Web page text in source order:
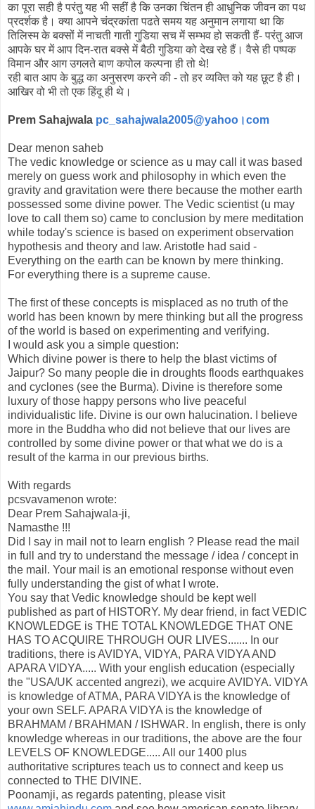
का पूरा सही है परंतु यह भी सहीं है कि उनका चिंतन ही आधुनिक जीवन का पथ
प्रदर्शक है। क्या आपने चंद्रकांता पढते समय यह अनुमान लगाया था कि
तिलिस्म के बक्सों में नाचती गाती गुडि़या सच में सम्भव हो सकती हैं- परंतु आज
आपके घर में आप दिन-रात बक्से में बैठी गुडिया को देख रहे हैं। वैसे ही पष्पक
विमान और आग उगलते बाण कपोल कल्पना ही तो थे!
रही बात आप के बुद्ध का अनुसरण करने की - तो हर व्यक्ति को यह छूट है ही।
आखिर वो भी तो एक हिंदू ही थे।
Prem Sahajwala pc_sahajwala2005@yahoo।com
Dear menon saheb
The vedic knowledge or science as u may call it was based
merely on guess work and philosophy in which even the
gravity and gravitation were there because the mother earth
possessed some divine power. The Vedic scientist (u may
love to call them so) came to conclusion by mere meditation
while today's science is based on experiment observation
hypothesis and theory and law. Aristotle had said -
Everything on the earth can be known by mere thinking.
For everything there is a supreme cause.
The first of these concepts is misplaced as no truth of the
world has been known by mere thinking but all the progress
of the world is based on experimenting and verifying.
I would ask you a simple question:
Which divine power is there to help the blast victims of
Jaipur? So many people die in droughts floods earthquakes
and cyclones (see the Burma). Divine is therefore some
luxury of those happy persons who live peaceful
individualistic life. Divine is our own halucination. I believe
more in the Buddha who did not believe that our lives are
controlled by some divine power or that what we do is a
result of the karma in our previous births.
With regards
pcsvavamenon wrote:
Dear Prem Sahajwala-ji,
Namasthe !!!
Did I say in mail not to learn english ? Please read the mail
in full and try to understand the message / idea / concept in
the mail. Your mail is an emotional response without even
fully understanding the gist of what I wrote.
You say that Vedic knowledge should be kept well
published as part of HISTORY. My dear friend, in fact VEDIC
KNOWLEDGE is THE TOTAL KNOWLEDGE THAT ONE
HAS TO ACQUIRE THROUGH OUR LIVES....... In our
traditions, there is AVIDYA, VIDYA, PARA VIDYA AND
APARA VIDYA..... With your english education (especially
the "USA/UK accented angrezi), we acquire AVIDYA. VIDYA
is knowledge of ATMA, PARA VIDYA is the knowledge of
your own SELF. APARA VIDYA is the knowledge of
BRAHMAM / BRAHMAN / ISHWAR. In english, there is only
knowledge whereas in our traditions, the above are the four
LEVELS OF KNOWLEDGE..... All our 1400 plus
authoritative scriptures teach us to connect and keep us
connected to THE DIVINE.
Poonamji, as regards patenting, please visit